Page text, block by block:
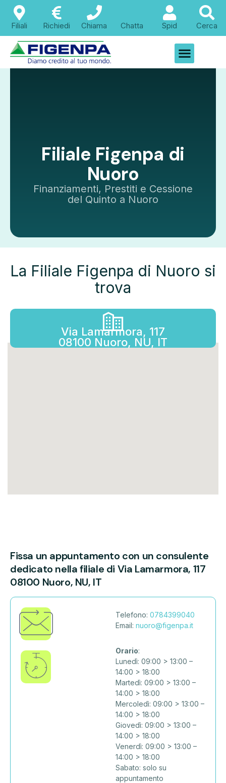
Filiali Richiedi Chiama Chatta Spid Cerca
Filiale Figenpa di
Nuoro
Finanziamenti, Prestiti e Cessione
del Quinto a Nuoro
La Filiale Figenpa di Nuoro si
trova
Via Lamarmora, 117
08100 Nuoro, NU, IT
Fissa un appuntamento con un consulente
dedicato nella filiale di Via Lamarmora, 117
08100 Nuoro, NU, IT
Telefono:0784399040
Email:nuoro@figenpa.it
Orario:
Lunedì: 09:00 > 13:00 –
14:00 > 18:00
Martedì: 09:00 > 13:00 –
14:00 > 18:00
Mercoledì: 09:00 > 13:00 –
14:00 > 18:00
Giovedì: 09:00 > 13:00 –
14:00 > 18:00
Venerdì: 09:00 > 13:00 –
14:00 > 18:00
Sabato: solo su
appuntamento